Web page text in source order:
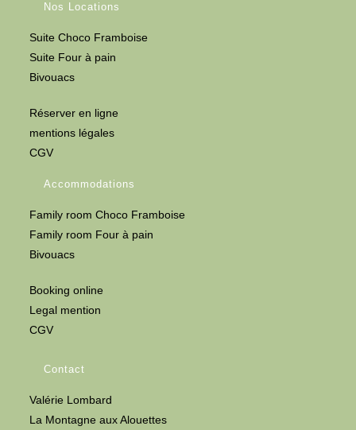
Nos Locations
Suite Choco Framboise
Suite Four à pain
Bivouacs
Réserver en ligne
mentions légales
CGV
Accommodations
Family room Choco Framboise
Family room Four à pain
Bivouacs
Booking online
Legal mention
CGV
Contact
Valérie Lombard
La Montagne aux Alouettes